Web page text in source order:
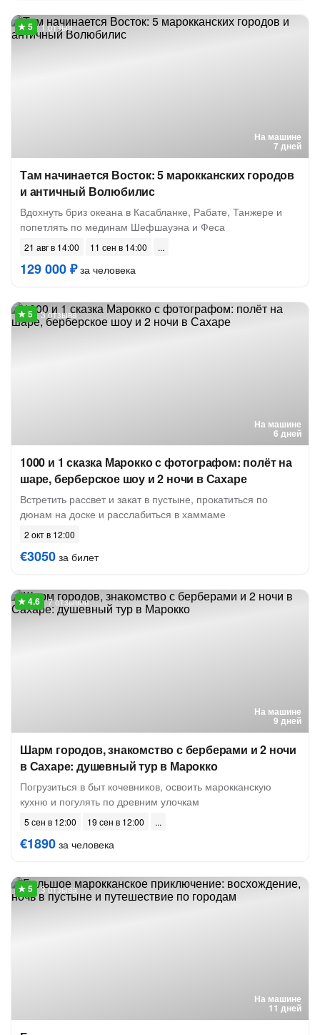
На машине
7 дней
1 отзыв
Там начинается Восток: 5 марокканских городов
и античный Волюбилис
Вдохнуть бриз океана в Касабланке, Рабате, Танжере и
попетлять по мединам Шефшауэна и Феса
21 авг в 14:00 11 сен в 14:00
129 000 ₽за человека
На машине
6 дней
3 отзыва
1000 и 1 сказка Марокко с фотографом: полёт на
шаре, берберское шоу и 2 ночи в Сахаре
Встретить рассвет и закат в пустыне, прокатиться по
дюнам на доске и расслабиться в хаммаме
2 окт в 12:00
€3050 за билет
На машине
9 дней
7 отзывов
Шарм городов, знакомство с берберами и 2 ночи
в Сахаре: душевный тур в Марокко
Погрузиться в быт кочевников, освоить марокканскую
кухню и погулять по древним улочкам
5 сен в 12:00 19 сен в 12:00
€1890 за человека
На машине
11 дней
3 отзыва